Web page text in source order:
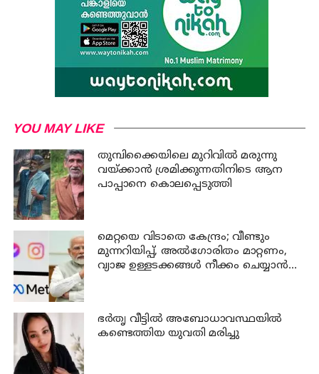
YOU MAY LIKE
തുമ്പിക്കൈയിലെ മുറിവില്‍ മരുന്നു
വയ്ക്കാന്‍ ശ്രമിക്കുന്നതിനിടെ ആന
പാപ്പാനെ കൊലപ്പെടുത്തി
മെറ്റയെ വിടാതെ കേന്ദ്രം; വീണ്ടും
മുന്നറിയിപ്പ്, അൽഗോരിതം മാറ്റണം,
വ്യാജ ഉള്ളടക്കങ്ങൾ നീക്കം ചെയ്യാൻ
ഭര്‍തൃ വീട്ടില്‍ അബോധാവസ്ഥയില്‍
കണ്ടെത്തിയ യുവതി മരിച്ചു